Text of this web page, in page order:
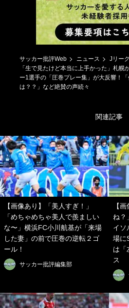
サッカー批評Web ニュース
Jリー
「生で見たけど本当に上手かった」札幌
ー1選手の「圧巻プレー集」が大反響！
は？？」など絶賛の声続々
関連記事
【画像あり】「美人すぎ！」
「めちゃめちゃ美人で羨ましい
な〜」横浜FC小川航基が「来場
した妻」の前で圧巻の逆転２ゴ
ール！
サッカー批評編集部
【
ね？
イソ
場に
は「
ス